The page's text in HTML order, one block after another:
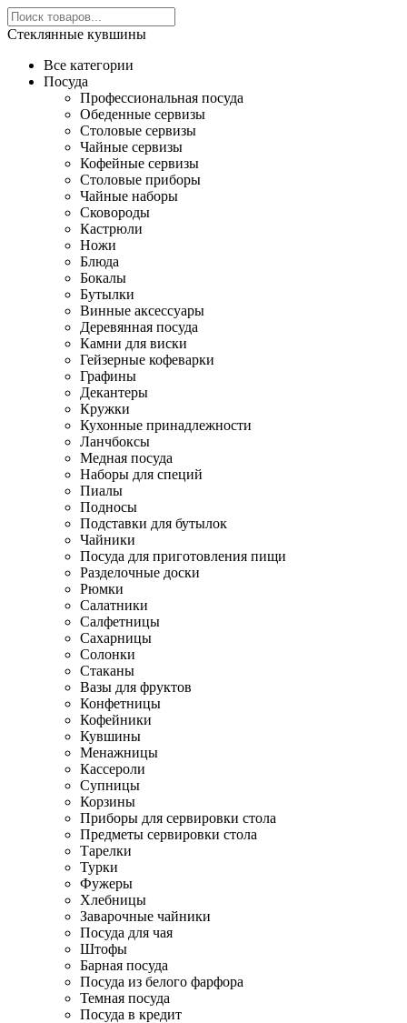
Стеклянные кувшины
Все категории
Посуда
Профессиональная посуда
Обеденные сервизы
Столовые сервизы
Чайные сервизы
Кофейные сервизы
Столовые приборы
Чайные наборы
Сковороды
Кастрюли
Ножи
Блюда
Бокалы
Бутылки
Винные аксессуары
Деревянная посуда
Камни для виски
Гейзерные кофеварки
Графины
Декантеры
Кружки
Кухонные принадлежности
Ланчбоксы
Медная посуда
Наборы для специй
Пиалы
Подносы
Подставки для бутылок
Чайники
Посуда для приготовления пищи
Разделочные доски
Рюмки
Салатники
Салфетницы
Сахарницы
Солонки
Стаканы
Вазы для фруктов
Конфетницы
Кофейники
Кувшины
Менажницы
Кассероли
Супницы
Корзины
Приборы для сервировки стола
Предметы сервировки стола
Тарелки
Турки
Фужеры
Хлебницы
Заварочные чайники
Посуда для чая
Штофы
Барная посуда
Посуда из белого фарфора
Темная посуда
Посуда в кредит